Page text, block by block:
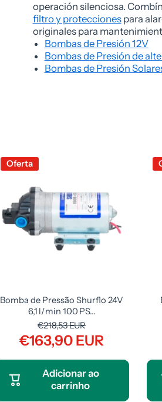
operación silenciosa.
filtro y proteccionespara
originales para
Bombas de Presión 12V
Bombas de Presión de
Bombas de Presión
Oferta
Bomba de Pressão Shurflo 24V
6,1 l/min 100 PS...
€218,53 EUR
€163,90 EUR
Adicionar ao
carrinho